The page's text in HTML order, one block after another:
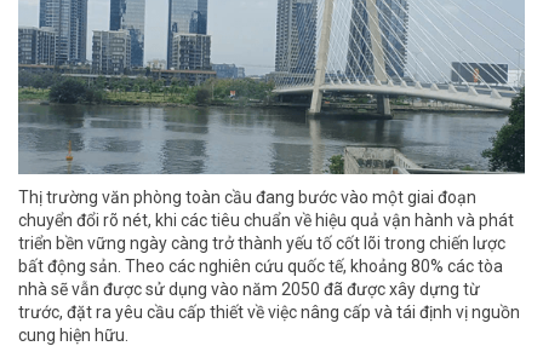
Thị trường văn phòng toàn cầu đang bước vào một giai đoạn
chuyển đổi rõ nét, khi các tiêu chuẩn về hiệu quả vận hành và phát
triển bền vững ngày càng trở thành yếu tố cốt lõi trong chiến lược
bất động sản. Theo các nghiên cứu quốc tế, khoảng 80% các tòa
nhà sẽ vẫn được sử dụng vào năm 2050 đã được xây dựng từ
trước, đặt ra yêu cầu cấp thiết về việc nâng cấp và tái định vị nguồn
cung hiện hữu.